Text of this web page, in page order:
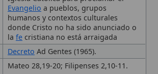
DecretoAd Gentes (1965).
Mateo 28,19-20; Filipenses 2,10-11.
Desde laIglesia primitivahasta la
actualidad, atravesando la Edad
Media, la colonización europea, el
siglo XIX y la época postconciliar.